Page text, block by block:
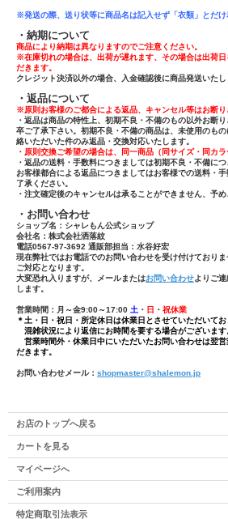
※発送の際、送り状等に商品名は記入せず「衣類」とだけ
・納期について
商品により納期は異なりますのでご注意ください。
※在庫切れの場合は、出荷が遅れます、その場合は出荷
だきます。
クレジット決済以外の場合、入金確認後に商品発送いたし
・返品について
※原則お客様のご都合による返品、キャンセル等はお断り
・返品は商品の特性上、初期不良・不備のもの以外お断
卒ご了承下さい。初期不良・不備の商品は、未使用のも
絡いただいた件のみ返品・交換対応いたします。
・原則交換ご希望の場合は、同一商品（同サイズ・同カラ
・返品の送料・手数料につきましては初期不良・不備に
お客様都合による返品につきましてはお客様での送料・
了承ください。
・注文確定後のキャンセルは承ることができません、予め
・お問い合わせ
ショップ名：シャレもん公式ショップ
会社名：株式会社洒落紋
電話0567-97-3692 通販部担当：水谷好宏
現在弊社ではお電話でのお問い合わせを受け付けており
ご対応となります。
大変恐れ入りますが、メールまたはお問い合わせよりご
します。
営業時間：月～金9:00～17:00 土 ・ 日 ・ 祝休業
＊土・日・祝日・所定休日は休業日とさせていただいてお
混雑状況により返信にお時間を要する場合がございます
営業時間外・休業日中にいただいたお問い合わせは翌
だきます。
お問い合わせメール： shopmaster@shalemon.jp
お店のトップへ戻る
カートを見る
マイページへ
ご利用案内
特定商取引法表示